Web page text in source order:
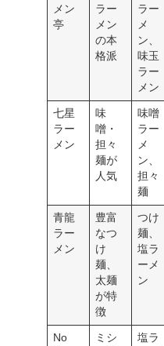
メン
亭
ラー
メン
の本
格派
ラー
メ
ン、
味玉
ラー
メン
七星
ラー
メン
味
噌・
担々
麺が
人気
味噌
ラー
メ
ン、
担々
麺
青龍
ラー
メン
豊富
なつ
け
麺、
太麺
が特
徴
つけ
麺、
塩ラ
ーメ
ン
No
ミシ
塩ラ